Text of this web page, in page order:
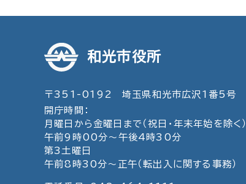
和光市役所
〒351-0192 埼玉県和光市広沢1番5号
開庁時間：
月曜日から金曜日まで（祝日・年末年始を除く）
午前9時00分～午後4時30分
第3土曜日
午前8時30分～正午（転出入に関する事務）